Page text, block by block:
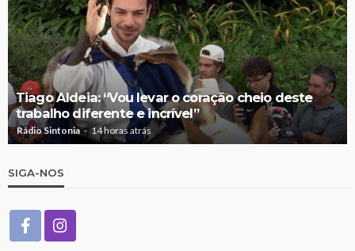
Tiago Aldeia: “Vou levar o coração cheio deste
trabalho diferente e incrível”
Rádio Sintonia 14 horas atrás
SIGA-NOS